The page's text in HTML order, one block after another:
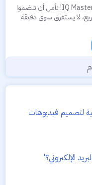
أهلاً بكم في اكاديمية عراق ماستر | IQ Master Academy! نأمل أن تنضموا
لا يستغرق سوى دقيقة
لتصميم فيديوهات
الإلكتروني؟'